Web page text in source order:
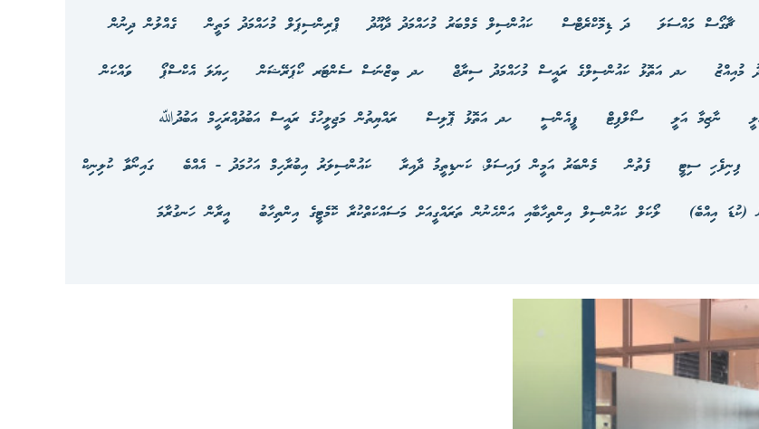
ޗާގޯސް މައްސަލަ ދަ ޑިމޮކްރެޓްސް ކައުންސިލް މެމްބަރު މުހައްމަދު ދާއޫދު ޕްރިންސިޕަލް މުހައްމަދު މަތީން
ގެއްލުން ދިނުން
މުއިއްޒު ހދ އަތޮޅު ކައުންސިލްގެ ރައީސް މުހައްމަދު ސިރާޖް ހދ ބިޒްނަސް ސެންޓަރ ކޯޕަރޭޝަން ހިޔަލަ އެކްސްޕޯ
ވައްކަން
ނާޒިމާ އަލީ ސޯލްފިޓް ޕީއެންސީ ހދ އަތޮޅު ޕޮލިސް
ރައްޔިތުން މަޖިލީހުގެ ރައީސް އަބުދުއްރަހީމް އަބުދުﷲ
ފިނިފެހި ސިޓީ ފެތުން މެންބަރު އަމީން ފައިސަލް، ކަނޑިތީމު ދާއިރާ ކައުންސިލަރު އިބުރާހިމް އަހުމަދު - އެއްބެ
ގައިނޯވާ ކުލިނިކް
(ކުޑަ އިއްބެ) ލޯކަލް ކައުންސިލް އިންތިހާބާއި އަންހެނުން ތަރައްގީއަށް މަސައްކަތްކުރާ ކޮމެޓީގެ އިންތިހާބު
އީރާން ހަނގުރާމަ